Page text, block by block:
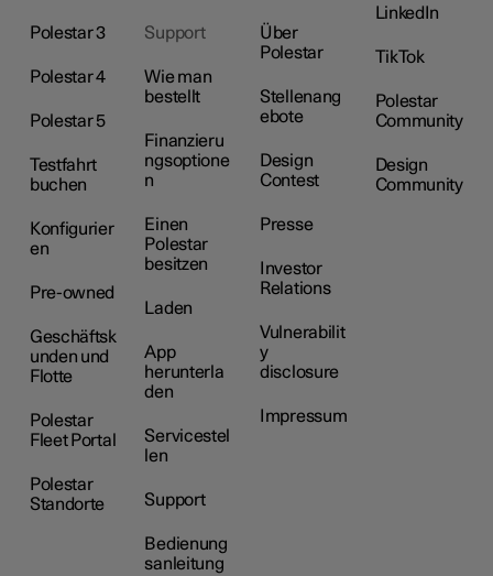
Polestar 3
Polestar 4
Polestar 5
Testfahrt
buchen
Konfigurier
en
Pre-owned
Geschäftsk
unden und
Flotte
Polestar
Fleet Portal
Polestar
Standorte
Support
Wie man
bestellt
Finanzieru
ngsoptione
n
Einen
Polestar
besitzen
Laden
App
herunterla
den
Servicestel
len
Support
Bedienung
sanleitung
Über
Polestar
Stellenang
ebote
Design
Contest
Presse
Investor
Relations
Vulnerabilit
y
disclosure
Impressum
LinkedIn
TikTok
Polestar
Community
Design
Community